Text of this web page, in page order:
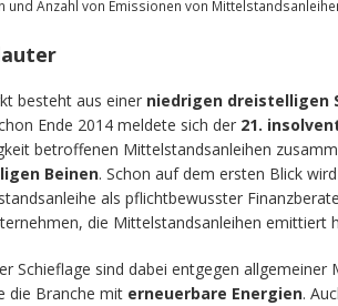
und Anzahl von Emissionen von
besteht aus einer niedrigen dreistelligen
Ende 2014 meldete sich der 21.
betroffenen Mittelstandsanleihen
Beinen. Schon auf dem ersten Blick
als pflichtbewusster
die Mittelstandsanleihen emittiert
Schieflage sind dabei entgegen allgemeiner
die Branche mit erneuerbare Energien.